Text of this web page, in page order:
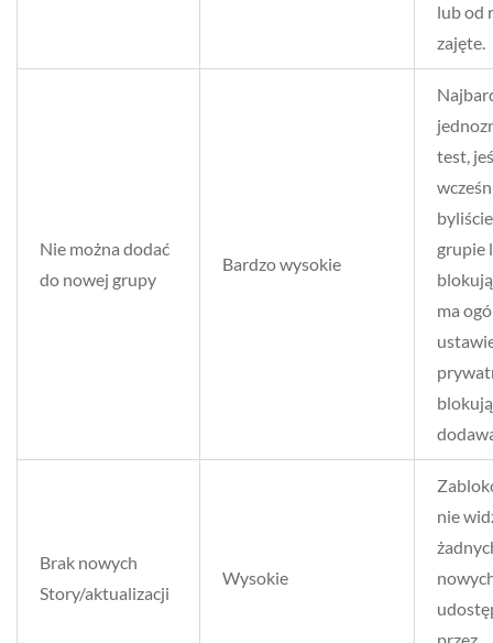
lub od
zajęte.
Nie można dodać
do nowej grupy
Bardzo wysokie
test,
grupie
ma
Brak nowych
Story/aktualizacji
Wysokie
nie